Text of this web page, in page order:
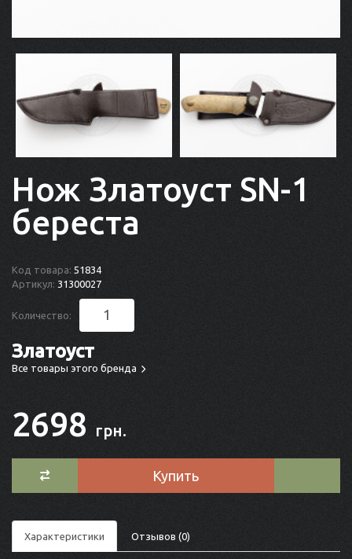
Нож Златоуст SN-1
береста
Код товара: 51834
Артикул: 31300027
Количество:
Златоуст
Все товары этого бренда
2698 грн.
Купить
Характеристики Отзывов (0)